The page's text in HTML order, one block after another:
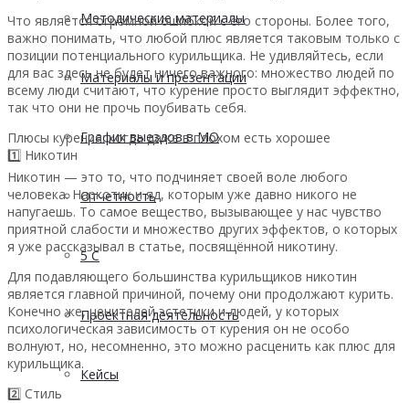
Методические материалы
Материалы и презентации
График выездов в МО
Отчетность
5 С
Проектная деятельность
Кейсы
Что является огромной ошибкой с его стороны. Более того,
важно понимать, что любой плюс является таковым только с
позиции потенциального курильщика. Не удивляйтесь, если
для вас здесь не будет ничего важного: множество людей по
всему люди считают, что курение просто выглядит эффектно,
так что они не прочь поубивать себя.
Плюсы курения: когда даже в плохом есть хорошее
1️⃣ Никотин
Никотин — это то, что подчиняет своей воле любого
человека. Наркотик и яд, которым уже давно никого не
напугаешь. То самое вещество, вызывающее у нас чувство
приятной слабости и множество других эффектов, о которых
я уже рассказывал в статье, посвящённой никотину.
Для подавляющего большинства курильщиков никотин
является главной причиной, почему они продолжают курить.
Конечно же, ценителей эстетики и людей, у которых
психологическая зависимость от курения он не особо
волнуют, но, несомненно, это можно расценить как плюс для
курильщика.
2️⃣ Стиль